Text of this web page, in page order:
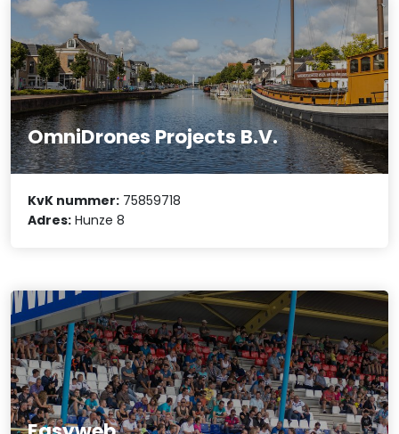
OmniDrones Projects B.V.
KvK nummer: 75859718
Adres: Hunze 8